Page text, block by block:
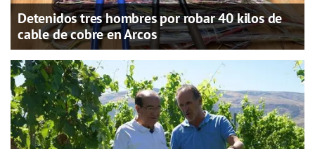
Detenidos tres hombres por robar 40 kilos de
cable de cobre en Arcos